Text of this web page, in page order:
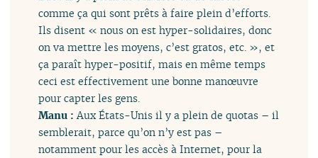
comme ça qui sont prêts à faire plein d’efforts.
Ils disent « nous on est hyper-solidaires, donc
on va mettre les moyens, c’est gratos, etc. », et
ça paraît hyper-positif, mais en même temps
ceci est effectivement une bonne manœuvre
pour capter les gens.
Manu :Aux États-Unis il y a plein de quotas – il
semblerait, parce qu’on n’y est pas –
notamment pour les accès à Internet, pour la